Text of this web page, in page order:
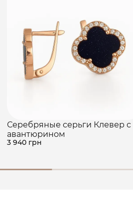
Серебряные серьги Клевер с
авантюрином
3 940 грн